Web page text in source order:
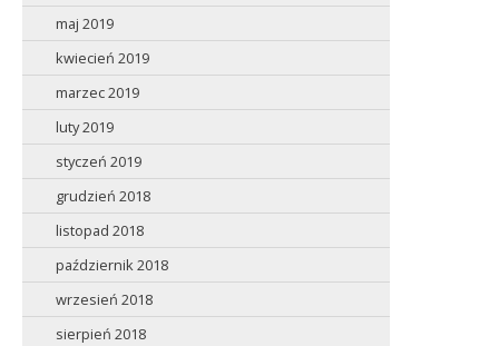
maj 2019
kwiecień 2019
marzec 2019
luty 2019
styczeń 2019
grudzień 2018
listopad 2018
październik 2018
wrzesień 2018
sierpień 2018